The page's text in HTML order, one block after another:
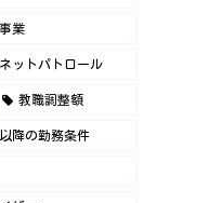
業
ットパトロール
教職調整額
降の勤務条件